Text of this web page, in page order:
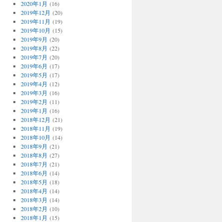
2020年1月 (16)
2019年12月 (20)
2019年11月 (19)
2019年10月 (15)
2019年9月 (20)
2019年8月 (22)
2019年7月 (20)
2019年6月 (17)
2019年5月 (17)
2019年4月 (12)
2019年3月 (16)
2019年2月 (11)
2019年1月 (16)
2018年12月 (21)
2018年11月 (19)
2018年10月 (14)
2018年9月 (21)
2018年8月 (27)
2018年7月 (21)
2018年6月 (14)
2018年5月 (18)
2018年4月 (14)
2018年3月 (14)
2018年2月 (10)
2018年1月 (15)